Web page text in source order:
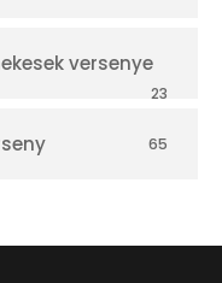
versenye
23
65